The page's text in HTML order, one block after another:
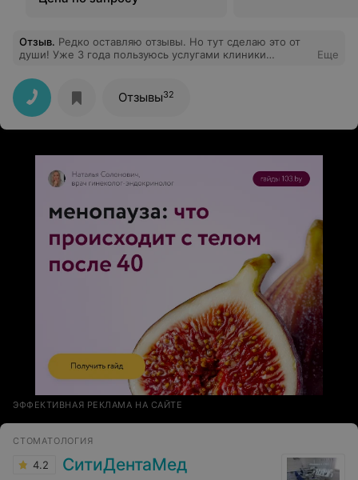
Отзыв. Редко оставляю отзывы. Но тут сделаю это от
души! Уже 3 года пользуюсь услугами клиники
обслуживанием, так и качеством их работы. До этого
перепробовал много частников и стоматологических
кабинетов, но везде что-то не устраивало. Я вообще
очень принципиальный пациент. Часто бываю в
Европе. Вижу уровень из жизни и обслуживания. А
магазинах, клиника и т.д. Клиника "Экостом"
соответствует европейскому уровню обслуживания,
по моему мнению, на 101%! Рекомендую!
Еще
Отзывы32
ЭФФЕКТИВНАЯ РЕКЛАМА НА САЙТЕ
СТОМАТОЛОГИЯ
4.2 СитиДентаМед